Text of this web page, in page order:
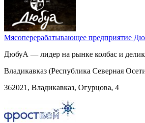
Мясоперерабатывающее предприятие
ДюбуА — лидер на рынке колбас и
Владикавказ (Республика Северная
362021, Владикавказ, Огурцова, 4